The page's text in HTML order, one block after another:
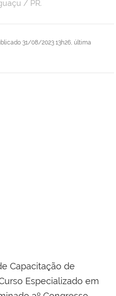
31/08/2023 13h26, última
/ PR.
Capacitação de
Especializado em